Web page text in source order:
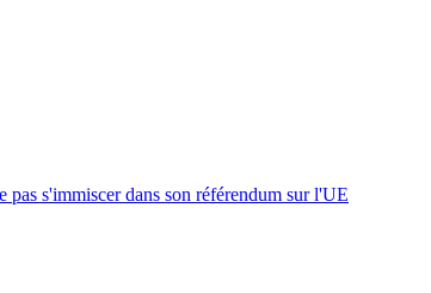
s'immiscer dans son référendum sur l'UE